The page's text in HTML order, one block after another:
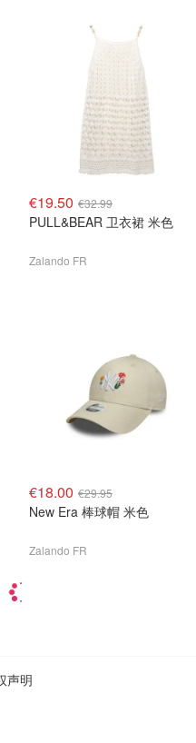
€19.50 €32.99
PULL&BEAR 卫衣裙 米色
Zalando FR
€18.00 €29.95
New Era 棒球帽 米色
Zalando FR
声明